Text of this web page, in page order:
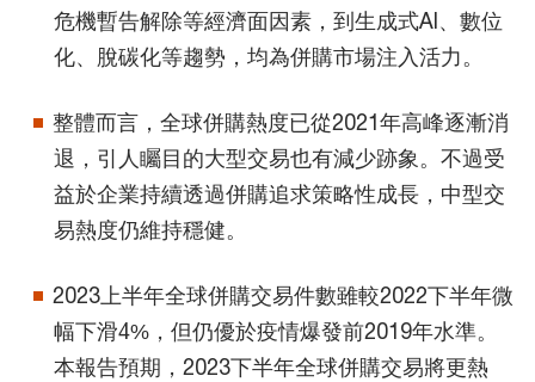
危機暫告解除等經濟面因素，到生成式AI、數位
化、脫碳化等趨勢，均為併購市場注入活力。
整體而言，全球併購熱度已從2021年高峰逐漸消
退，引人矚目的大型交易也有減少跡象。不過受
益於企業持續透過併購追求策略性成長，中型交
易熱度仍維持穩健。
2023上半年全球併購交易件數雖較2022下半年微
幅下滑4%，但仍優於疫情爆發前2019年水準。
本報告預期，2023下半年全球併購交易將更熱